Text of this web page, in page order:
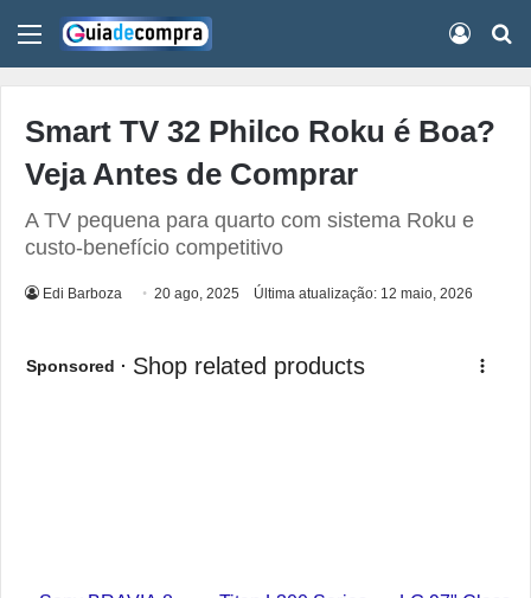
Menu
Smart TV 32 Philco Roku é Boa?
Veja Antes de Comprar
A TV pequena para quarto com sistema Roku e
custo-benefício competitivo
Edi Barboza 20 ago, 2025 Última atualização: 12 maio, 2026